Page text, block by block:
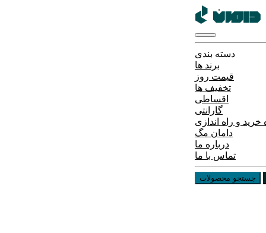
دسته بندی
برند ها
قیمت روز
تخفیف ها
اقساطی
گارانتی
و راه اندازی
دامان مگ
درباره ما
تماس با ما
جستجو محصولات